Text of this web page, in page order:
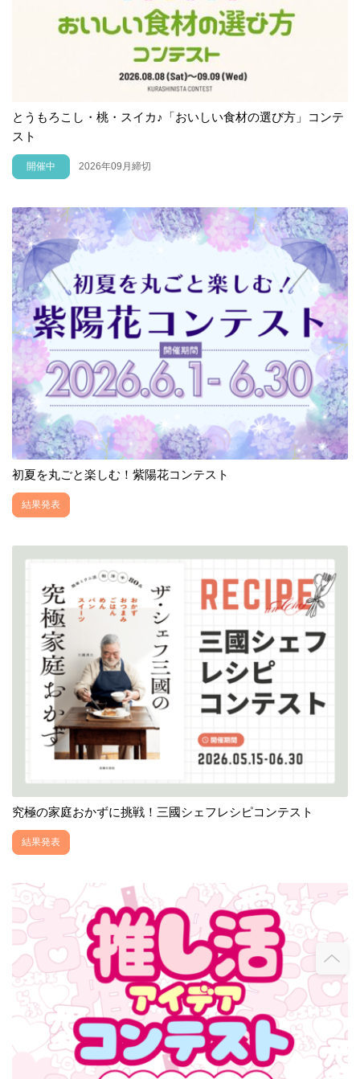
とうもろこし・桃・スイカ♪「おいしい食材の選び方」コンテ
スト
開催中 2026年09月締切
初夏を丸ごと楽しむ！紫陽花コンテスト
結果発表
究極の家庭おかずに挑戦！三國シェフレシピコンテスト
結果発表